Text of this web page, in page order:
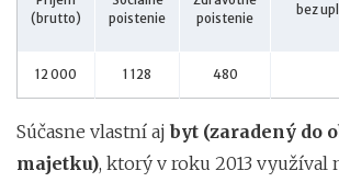
(brutto)
poistenie
poistenie
bez
12 000 1 128 480
Súčasne vlastní ajbyt (zaradený do
majetku), ktorý v roku 2013 využíval